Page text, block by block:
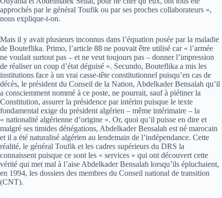
approchés par le général Toufik ou par ses proches collaborateurs »,
nous explique-t-on.
Mais il y avait plusieurs inconnus dans l’équation posée par la maladie
de Bouteflika. Primo, l’article 88 ne pouvait être utilisé car « l’armée
ne voulait surtout pas – et ne veut toujours pas – donner l’impression
de réaliser un coup d’état déguisé ». Secundo, Bouteflika a mis les
institutions face à un vrai casse-tête constitutionnel puisqu’en cas de
décès, le président du Conseil de la Nation, Abdelkader Bensalah qu’il
a consciemment nommé à ce poste, ne pourrait, sauf à piétiner la
Constitution, assurer la présidence par intérim puisque le texte
fondamental exige du président algérien – même intérimaire – la
« nationalité algérienne d’origine ». Or, quoi qu’il puisse en dire et
malgré ses timides dénégations, Abdelkader Bensalah est né marocain
et il a été naturalisé algérien au lendemain de l’indépendance. Cette
réalité, le général Toufik et les cadres supérieurs du DRS la
connaissent puisque ce sont les « services » qui ont découvert cette
vérité qui met mal à l’aise Abdelkader Bensalah lorsqu’ils épluchaient,
en 1994, les dossiers des membres du Conseil national de transition
(CNT).